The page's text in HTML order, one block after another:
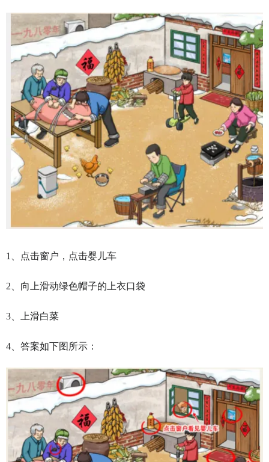
1、点击窗户，点击婴儿车
2、向上滑动绿色帽子的上衣口袋
3、上滑白菜
4、答案如下图所示：